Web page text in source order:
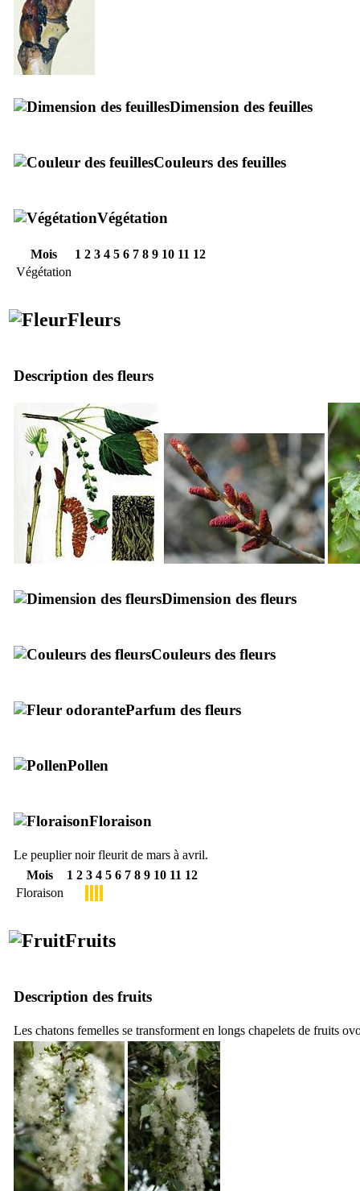
Dimension des feuilles
Couleurs des feuilles
Végétation
Mois 1 2 3 4 5 6 7 8 9 10 11 12
Végétation
Fleurs
Description des fleurs
Dimension des fleurs
Couleurs des fleurs
Parfum des fleurs
Pollen
Floraison
Le peuplier noir fleurit de mars à avril.
Mois
1 2 3 4 5 6 7 8 9 10 11 12
Floraison
Fruits
Description des fruits
Les chatons femelles se transforment en longs chapelets de fruits